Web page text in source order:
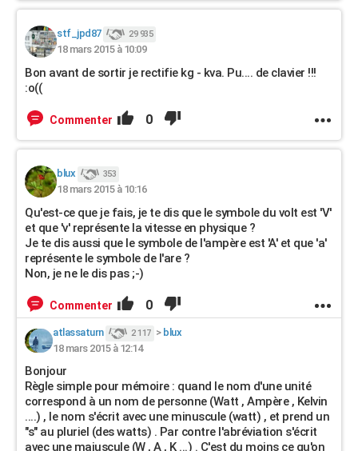
stf_jpd87 29 935
18 mars 2015 à 10:09
Bon avant de sortir je rectifie kg - kva. Pu.... de clavier !!!
:o((
Commenter 0
blux 353
18 mars 2015 à 10:16
Qu'est-ce que je fais, je te dis que le symbole du volt est 'V'
et que 'v' représente la vitesse en physique ?
Je te dis aussi que le symbole de l'ampère est 'A' et que 'a'
représente le symbole de l'are ?
Non, je ne le dis pas ;-)
Commenter 0
atlassaturn 2 117 > blux
18 mars 2015 à 12:14
Bonjour
Règle simple pour mémoire : quand le nom d'une unité
correspond à un nom de personne (Watt , Ampère , Kelvin
....) , le nom s'écrit avec une minuscule (watt) , et prend un
"s" au pluriel (des watts) . Par contre l'abréviation s'écrit
avec une majuscule (W , A , K ...) . C'est du moins ce qu'on